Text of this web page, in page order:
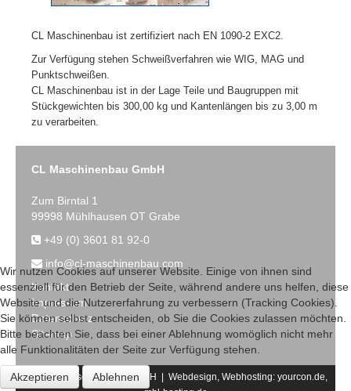
CL Maschinenbau ist zertifiziert nach EN 1090-2 EXC2.
Zur Verfügung stehen Schweißverfahren wie WIG, MAG und
Punktschweißen.
CL Maschinenbau ist in der Lage Teile und Baugruppen mit
Stückgewichten bis 300,00 kg und Kantenlängen bis zu 3,00 m
zu verarbeiten.
CL Maschinenbau GmbH
Zum Birntal 1
99998 Mühlhausen OT Grabe
+49 (0) 3601 81 92-0
info@cl-maschinenbau.com
Kontakt
Impressum
Datenschutz
Sitemap
2017 CL-Maschinenbau GmbH | Webdesign, Webhosting: yourcon.de,
Wir nutzen Cookies auf unserer Website. Einige von ihnen sind
essenziell für den Betrieb der Seite, während andere uns helfen, diese
Website und die Nutzererfahrung zu verbessern (Tracking Cookies).
Sie können selbst entscheiden, ob Sie die Cookies zulassen möchten.
Bitte beachten Sie, dass bei einer Ablehnung womöglich nicht mehr
alle Funktionalitäten der Seite zur Verfügung stehen.
Akzeptieren
Ablehnen